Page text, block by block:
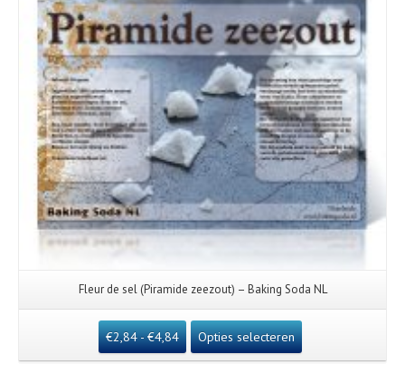
Fleur de sel (Piramide zeezout) – Baking Soda NL
€2,84- €4,84 Opties selecteren